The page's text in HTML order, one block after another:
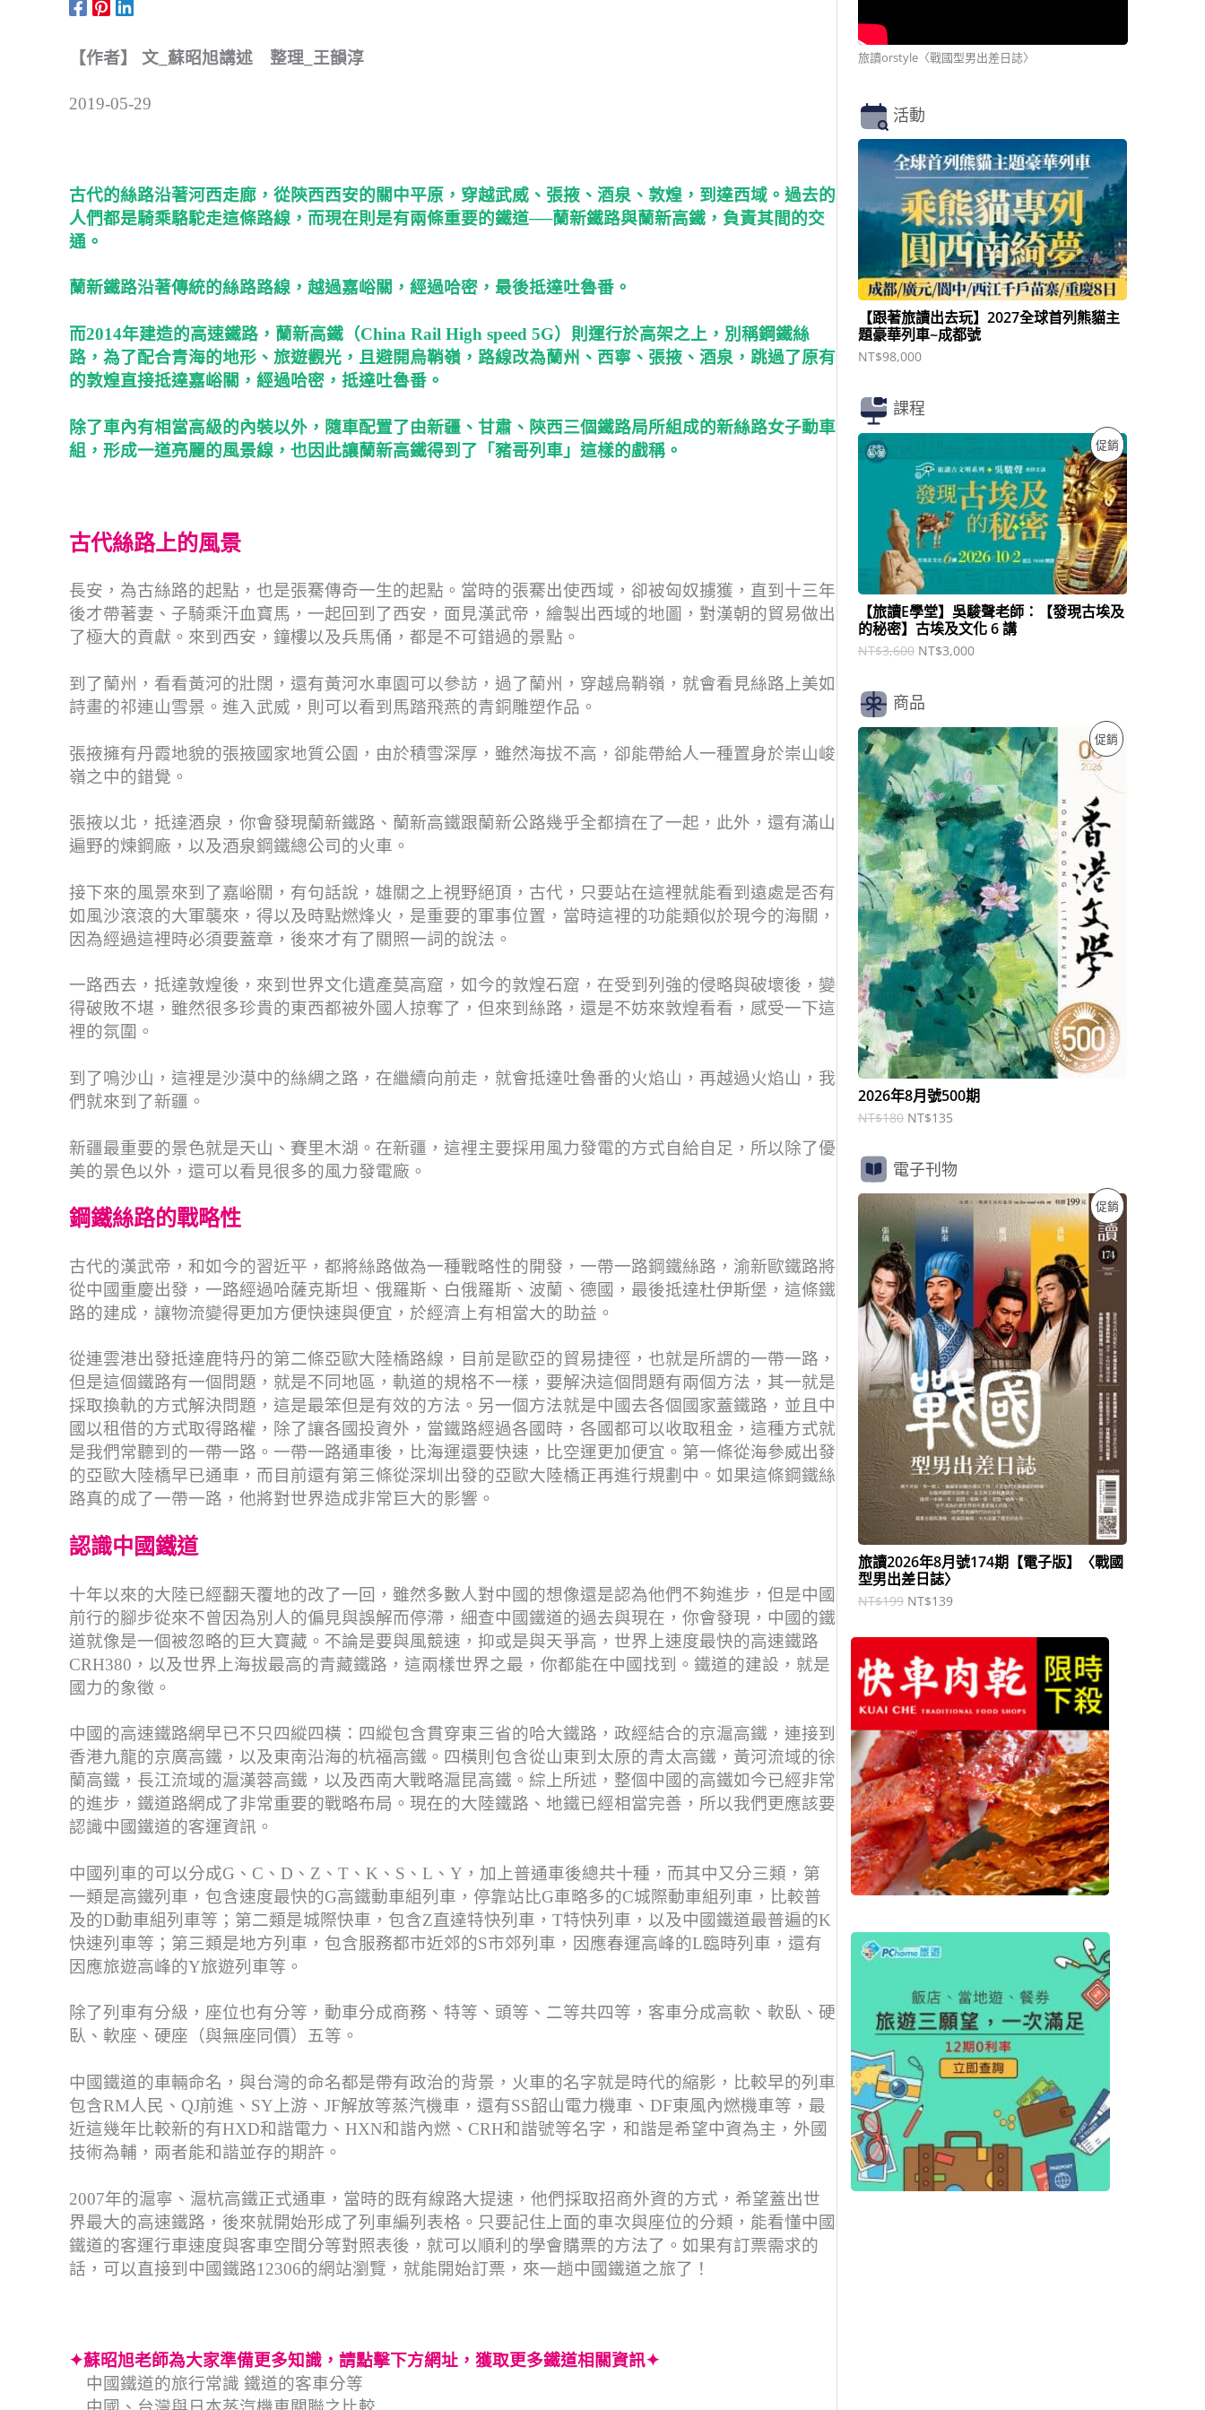
【作者】 文_蘇昭旭講述 整理_王韻淳
2019-05-29
古代的絲路沿著河西走廊，從陝西西安的關中平原，穿越武威、張掖、酒泉、敦煌，到達西域。過去的
人們都是騎乘駱駝走這條路線，而現在則是有兩條重要的鐵道──蘭新鐵路與蘭新高鐵，負責其間的交
通。
蘭新鐵路沿著傳統的絲路路線，越過嘉峪關，經過哈密，最後抵達吐魯番。
而2014年建造的高速鐵路，蘭新高鐵（China Rail High speed 5G）則運行於高架之上，別稱鋼鐵絲
路，為了配合青海的地形、旅遊觀光，且避開烏鞘嶺，路線改為蘭州、西寧、張掖、酒泉，跳過了原有
的敦煌直接抵達嘉峪關，經過哈密，抵達吐魯番。
除了車內有相當高級的內裝以外，隨車配置了由新疆、甘肅、陝西三個鐵路局所組成的新絲路女子動車
組，形成一道亮麗的風景線，也因此讓蘭新高鐵得到了「豬哥列車」這樣的戲稱。
古代絲路上的風景
長安，為古絲路的起點，也是張騫傳奇一生的起點。當時的張騫出使西域，卻被匈奴擄獲，直到十三年
後才帶著妻、子騎乘汗血寶馬，一起回到了西安，面見漢武帝，繪製出西域的地圖，對漢朝的貿易做出
了極大的貢獻。來到西安，鐘樓以及兵馬俑，都是不可錯過的景點。
到了蘭州，看看黃河的壯闊，還有黃河水車園可以參訪，過了蘭州，穿越烏鞘嶺，就會看見絲路上美如
詩畫的祁連山雪景。進入武威，則可以看到馬踏飛燕的青銅雕塑作品。
張掖擁有丹霞地貌的張掖國家地質公園，由於積雪深厚，雖然海拔不高，卻能帶給人一種置身於崇山峻
嶺之中的錯覺。
張掖以北，抵達酒泉，你會發現蘭新鐵路、蘭新高鐵跟蘭新公路幾乎全都擠在了一起，此外，還有滿山
遍野的煉鋼廠，以及酒泉鋼鐵總公司的火車。
接下來的風景來到了嘉峪關，有句話說，雄關之上視野絕頂，古代，只要站在這裡就能看到遠處是否有
如風沙滾滾的大軍襲來，得以及時點燃烽火，是重要的軍事位置，當時這裡的功能類似於現今的海關，
因為經過這裡時必須要蓋章，後來才有了關照一詞的說法。
一路西去，抵達敦煌後，來到世界文化遺產莫高窟，如今的敦煌石窟，在受到列強的侵略與破壞後，變
得破敗不堪，雖然很多珍貴的東西都被外國人掠奪了，但來到絲路，還是不妨來敦煌看看，感受一下這
裡的氛圍。
到了鳴沙山，這裡是沙漠中的絲綢之路，在繼續向前走，就會抵達吐魯番的火焰山，再越過火焰山，我
們就來到了新疆。
新疆最重要的景色就是天山、賽里木湖。在新疆，這裡主要採用風力發電的方式自給自足，所以除了優
美的景色以外，還可以看見很多的風力發電廠。
鋼鐵絲路的戰略性
古代的漢武帝，和如今的習近平，都將絲路做為一種戰略性的開發，一帶一路鋼鐵絲路，渝新歐鐵路將
從中國重慶出發，一路經過哈薩克斯坦、俄羅斯、白俄羅斯、波蘭、德國，最後抵達杜伊斯堡，這條鐵
路的建成，讓物流變得更加方便快速與便宜，於經濟上有相當大的助益。
從連雲港出發抵達鹿特丹的第二條亞歐大陸橋路線，目前是歐亞的貿易捷徑，也就是所謂的一帶一路，
但是這個鐵路有一個問題，就是不同地區，軌道的規格不一樣，要解決這個問題有兩個方法，其一就是
採取換軌的方式解決問題，這是最笨但是有效的方法。另一個方法就是中國去各個國家蓋鐵路，並且中
國以租借的方式取得路權，除了讓各國投資外，當鐵路經過各國時，各國都可以收取租金，這種方式就
是我們常聽到的一帶一路。一帶一路通車後，比海運還要快速，比空運更加便宜。第一條從海參威出發
的亞歐大陸橋早已通車，而目前還有第三條從深圳出發的亞歐大陸橋正再進行規劃中。如果這條鋼鐵絲
路真的成了一帶一路，他將對世界造成非常巨大的影響。
認識中國鐵道
十年以來的大陸已經翻天覆地的改了一回，雖然多數人對中國的想像還是認為他們不夠進步，但是中國
前行的腳步從來不曾因為別人的偏見與誤解而停滯，細查中國鐵道的過去與現在，你會發現，中國的鐵
道就像是一個被忽略的巨大寶藏。不論是要與風競速，抑或是與天爭高，世界上速度最快的高速鐵路
CRH380，以及世界上海拔最高的青藏鐵路，這兩樣世界之最，你都能在中國找到。鐵道的建設，就是
國力的象徵。
中國的高速鐵路網早已不只四縱四橫：四縱包含貫穿東三省的哈大鐵路，政經結合的京滬高鐵，連接到
香港九龍的京廣高鐵，以及東南沿海的杭福高鐵。四橫則包含從山東到太原的青太高鐵，黃河流域的徐
蘭高鐵，長江流域的滬漢蓉高鐵，以及西南大戰略滬昆高鐵。綜上所述，整個中國的高鐵如今已經非常
的進步，鐵道路網成了非常重要的戰略布局。現在的大陸鐵路、地鐵已經相當完善，所以我們更應該要
認識中國鐵道的客運資訊。
中國列車的可以分成G、C、D、Z、T、K、S、L、Y，加上普通車後總共十種，而其中又分三類，第
一類是高鐵列車，包含速度最快的G高鐵動車組列車，停靠站比G車略多的C城際動車組列車，比較普
及的D動車組列車等；第二類是城際快車，包含Z直達特快列車，T特快列車，以及中國鐵道最普遍的K
快速列車等；第三類是地方列車，包含服務都市近郊的S市郊列車，因應春運高峰的L臨時列車，還有
因應旅遊高峰的Y旅遊列車等。
除了列車有分級，座位也有分等，動車分成商務、特等、頭等、二等共四等，客車分成高軟、軟臥、硬
臥、軟座、硬座（與無座同價）五等。
中國鐵道的車輛命名，與台灣的命名都是帶有政治的背景，火車的名字就是時代的縮影，比較早的列車
包含RM人民、QJ前進、SY上游、JF解放等蒸汽機車，還有SS韶山電力機車、DF東風內燃機車等，最
近這幾年比較新的有HXD和諧電力、HXN和諧內燃、CRH和諧號等名字，和諧是希望中資為主，外國
技術為輔，兩者能和諧並存的期許。
2007年的滬寧、滬杭高鐵正式通車，當時的既有線路大提速，他們採取招商外資的方式，希望蓋出世
界最大的高速鐵路，後來就開始形成了列車編列表格。只要記住上面的車次與座位的分類，能看懂中國
鐵道的客運行車速度與客車空間分等對照表後，就可以順利的學會購票的方法了。如果有訂票需求的
話，可以直接到中國鐵路12306的網站瀏覽，就能開始訂票，來一趟中國鐵道之旅了！
✦蘇昭旭老師為大家準備更多知識，請點擊下方網址，獲取更多鐵道相關資訊✦
中國鐵道的旅行常識 鐵道的客車分等
旅讀orstyle〈戰國型男出差日誌〉
活動
【跟著旅讀出去玩】2027全球首列熊貓主
題豪華列車~成都號
NT$98,000
課程
促銷 特
價
商
品
【旅讀E學堂】吳駿聲老師：【發現古埃及
的秘密】古埃及文化 6 講
NT$3,600
價
格
：
N
T
$
3
,
6
0
0
。
NT$3,000
價
格
：
N
T
$
3
0
0
0
。
商品
促銷特
2026年8月號500期
NT$180
原
始
價
格
：
N
T
$
8
0
。
NT$135
前
價
格
：
N
T
1
3
5
。
電子刊物
促銷 特
商
旅讀2026年8月號174期【電子版】〈戰國
型男出差日誌〉
NT$199
原
始
價
格
：
N
T
$
1
9
9
。
NT$139
目
前
價
格
：
N
T
$
1
3
9
。